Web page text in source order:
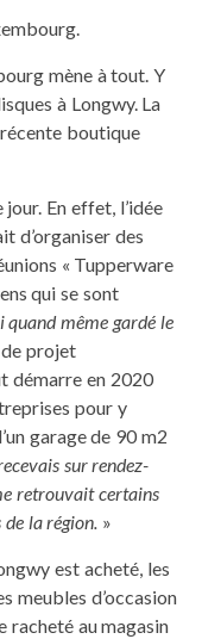
mène à tout. Y
à Longwy. La
boutique
En effet, l’idée
d’organiser des
« Tupperware
qui se sont
quand même gardé le
de projet
démarre en 2020
pour y
garage de 90 m2
sur rendez-
retrouvait certains
de la région. »
est acheté, les
meubles d’occasion
racheté au magasin